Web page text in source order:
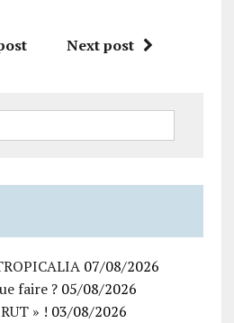
Next post
07/08/2026
faire ? 05/08/2026
» ! 03/08/2026